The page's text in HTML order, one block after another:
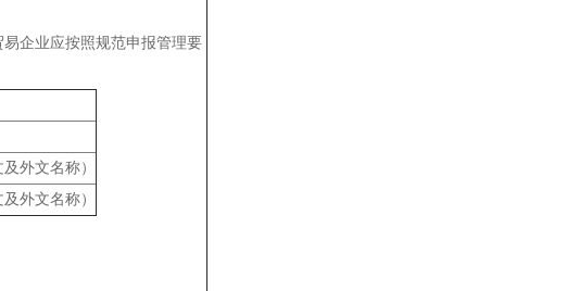
企业应按照规范申报管理要
外文名称）
外文名称）